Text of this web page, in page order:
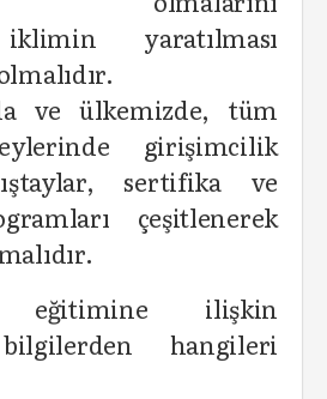
yaratılması
ve ülkemizde, tüm
girişimcilik
sertifika ve
çeşitlenerek
eğitimine ilişkin
hangileri